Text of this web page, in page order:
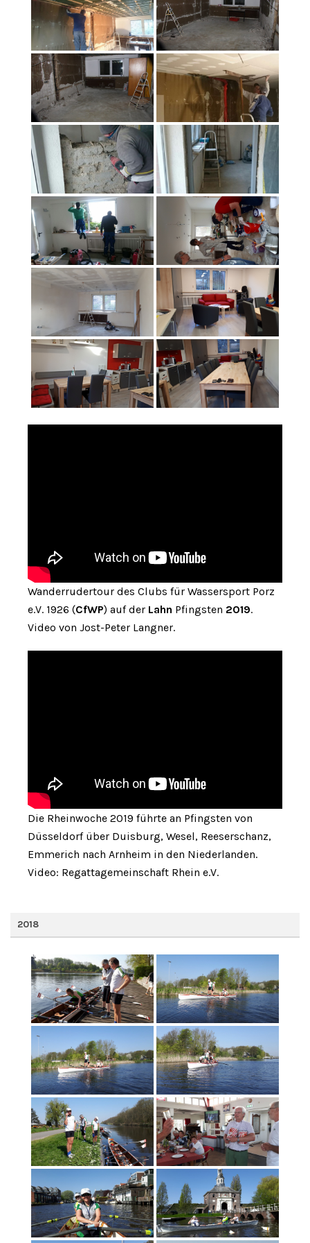
Wanderrudertour des Clubs für Wassersport Porz
e.V. 1926 (CfWP) auf der Lahn Pfingsten 2019.
Video von Jost-Peter Langner.
Die Rheinwoche 2019 führte an Pfingsten von
Düsseldorf über Duisburg, Wesel, Reeserschanz,
Emmerich nach Arnheim in den Niederlanden.
Video: Regattagemeinschaft Rhein e.V.
2018